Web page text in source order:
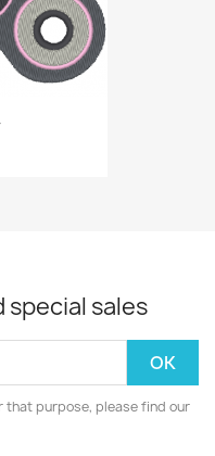
special sales
that purpose, please find our